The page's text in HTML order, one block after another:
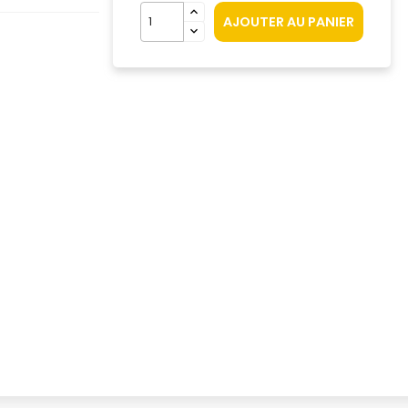
AJOUTER AU PANIER